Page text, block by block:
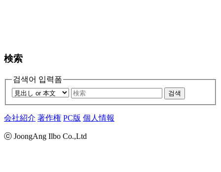
検索
검색어 입력폼
검색
会社紹介 著作権 PC版 個人情報
ⓒ JoongAng Ilbo Co.,Ltd